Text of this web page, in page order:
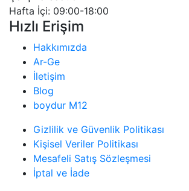
Hafta İçi: 09:00-18:00
Hızlı Erişim
Hakkımızda
Ar-Ge
İletişim
Blog
boydur M12
Gizlilik ve Güvenlik Politikası
Kişisel Veriler Politikası
Mesafeli Satış Sözleşmesi
İptal ve İade